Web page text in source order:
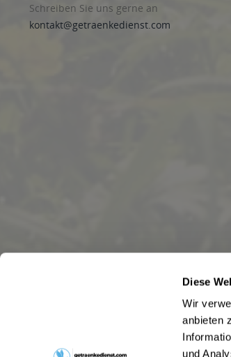
Diese
Wir
anbieten
und
Schreiben Sie uns gerne an
kontakt@getraenkedienst.com